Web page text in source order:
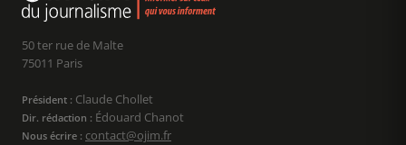
50 ter rue de Malte
75011 Paris
Président : Claude Chollet
Dir. rédaction : Édouard Chanot
Nous écrire : contact@ojim.fr